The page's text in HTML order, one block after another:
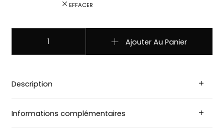
EFFACER
Ajouter Au Panier
Description
Informations complémentaires